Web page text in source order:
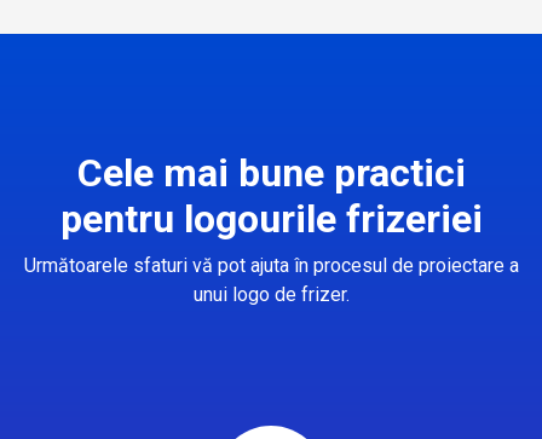
Cele mai bune practici
pentru logourile frizeriei
Următoarele sfaturi vă pot ajuta în procesul de proiectare a
unui logo de frizer.